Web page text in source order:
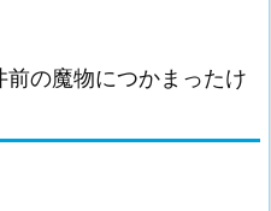
前の魔物につかまったけ